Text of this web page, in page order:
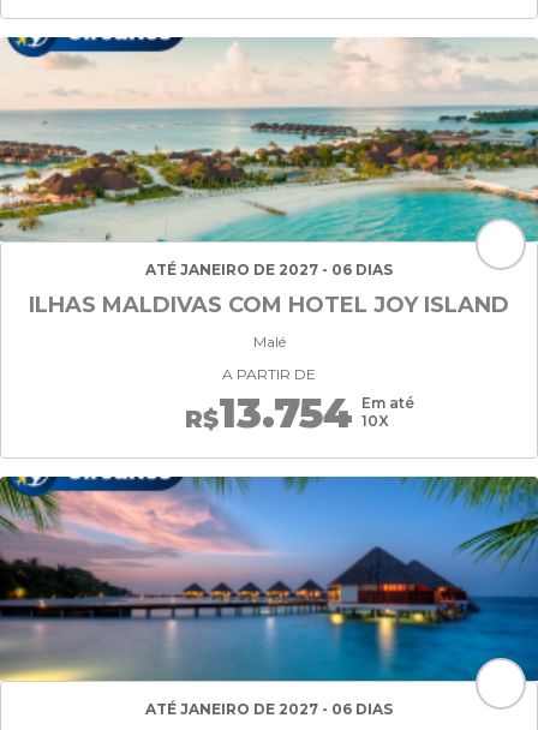
ATÉ JANEIRO DE 2027 - 06 DIAS
ILHAS MALDIVAS COM HOTEL JOY ISLAND
Malé
A PARTIR DE
R$13.754 Em até
10X
ATÉ JANEIRO DE 2027 - 06 DIAS